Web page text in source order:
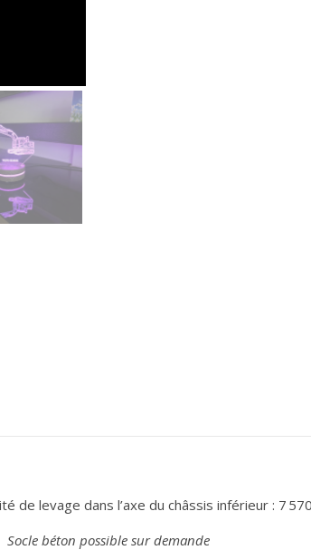
de levage dans l’axe du châssis inférieur : 7
Socle béton possible sur demande